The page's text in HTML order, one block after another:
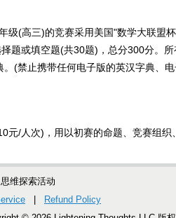
级(高三)的竞赛采用美国"数学大联盟
题或填空题(共30题)，总分300分。
(禁止携带任何电子版的英汉字典、
元/人次)，用以初赛的命题、竞赛组织
维探索活动
Refund Policy